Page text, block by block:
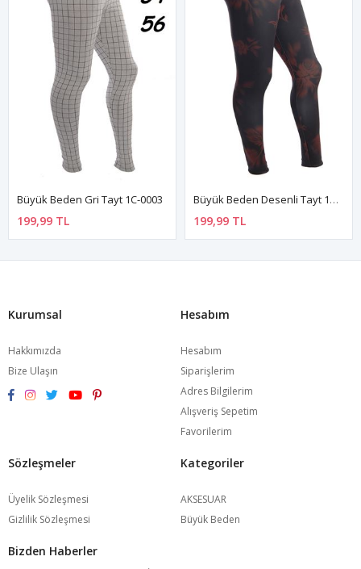
Büyük Beden Gri Tayt 1C-0003
199,99 TL
Büyük Beden Desenli Tayt 1D-68665
199,99 TL
Kurumsal
Hakkımızda
Bize Ulaşın
Hesabım
Hesabım
Siparişlerim
Adres Bilgilerim
Alışveriş Sepetim
Favorilerim
Sözleşmeler
Üyelik Sözleşmesi
Gizlilik Sözleşmesi
Kategoriler
AKSESUAR
Büyük Beden
Bizden Haberler